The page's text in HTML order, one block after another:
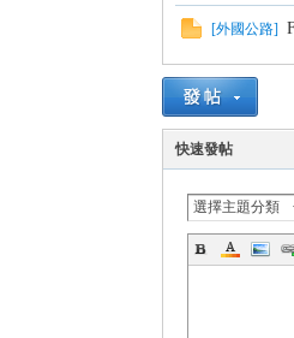
[外國公路]
快速發帖
選擇主題分類